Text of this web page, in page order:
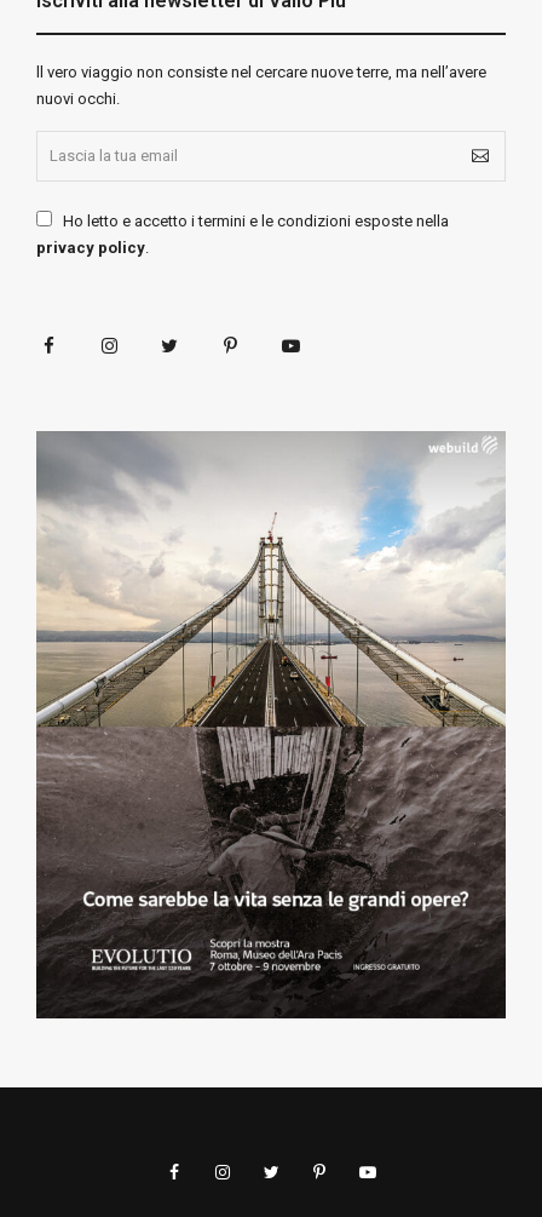
ll vero viaggio non consiste nel cercare nuove terre, ma nell’avere
nuovi occhi.
Ho letto e accetto i termini e le condizioni esposte nella
privacy policy